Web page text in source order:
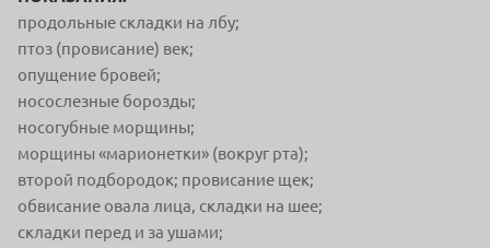
продольные складки на лбу;
птоз (провисание) век;
опущение бровей;
носослезные борозды;
носогубные морщины;
морщины «марионетки» (вокруг рта);
второй подбородок; провисание щек;
обвисание овала лица, складки на шее;
складки перед и за ушами;